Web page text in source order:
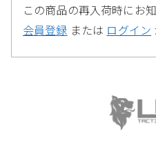
この商品の再入荷時にお
会員登録 または ログイン